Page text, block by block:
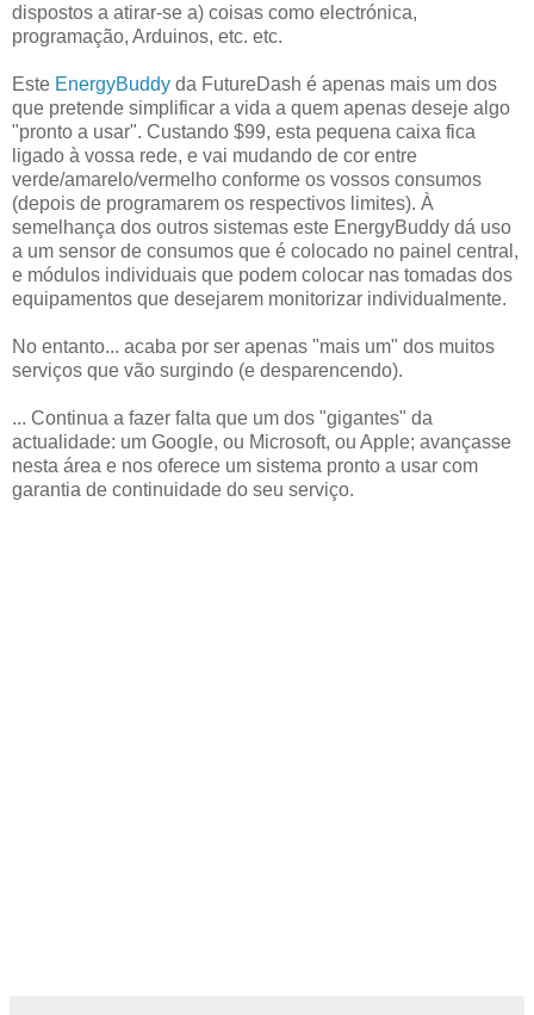
dispostos a atirar-se a) coisas como electrónica,
programação, Arduinos, etc. etc.
Este EnergyBuddy da FutureDash é apenas mais um dos
que pretende simplificar a vida a quem apenas deseje algo
"pronto a usar". Custando $99, esta pequena caixa fica
ligado à vossa rede, e vai mudando de cor entre
verde/amarelo/vermelho conforme os vossos consumos
(depois de programarem os respectivos limites). À
semelhança dos outros sistemas este EnergyBuddy dá uso
a um sensor de consumos que é colocado no painel central,
e módulos individuais que podem colocar nas tomadas dos
equipamentos que desejarem monitorizar individualmente.
No entanto... acaba por ser apenas "mais um" dos muitos
serviços que vão surgindo (e desparencendo).
... Continua a fazer falta que um dos "gigantes" da
actualidade: um Google, ou Microsoft, ou Apple; avançasse
nesta área e nos oferece um sistema pronto a usar com
garantia de continuidade do seu serviço.